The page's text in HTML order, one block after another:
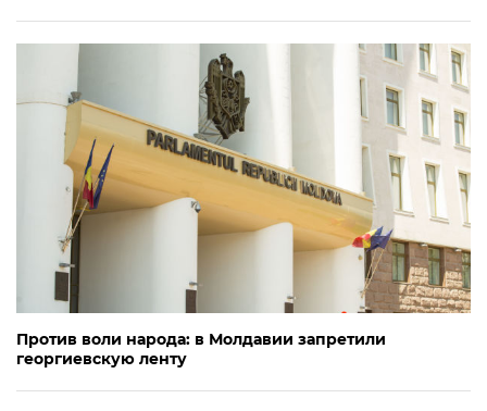
Против воли народа: в Молдавии запретили
георгиевскую ленту